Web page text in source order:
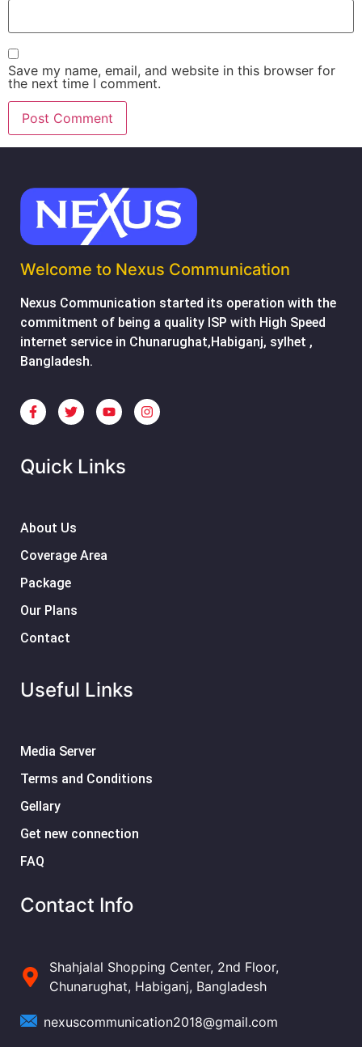
Save my name, email, and website in this browser for
the next time I comment.
Welcome to Nexus Communication
Nexus Communication started its operation with the
commitment of being a quality ISP with High Speed
internet service in Chunarughat,Habiganj, sylhet ,
Bangladesh.
Quick Links
About Us
Coverage Area
Package
Our Plans
Contact
Useful Links
Media Server
Terms and Conditions
Gellary
Get new connection
FAQ
Contact Info
Shahjalal Shopping Center, 2nd Floor,
Chunarughat, Habiganj, Bangladesh
nexuscommunication2018@gmail.com